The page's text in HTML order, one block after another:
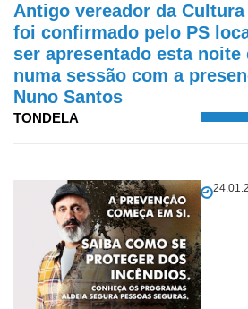
Antigo vereador da
foi confirmado pelo PS
ser apresentado esta noite
numa sessão com a
Nuno Santos
TONDELA